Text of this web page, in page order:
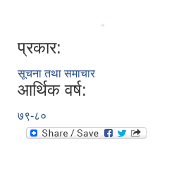
प्रकार:
सूचना तथा समाचार
आर्थिक वर्ष:
७९-८०